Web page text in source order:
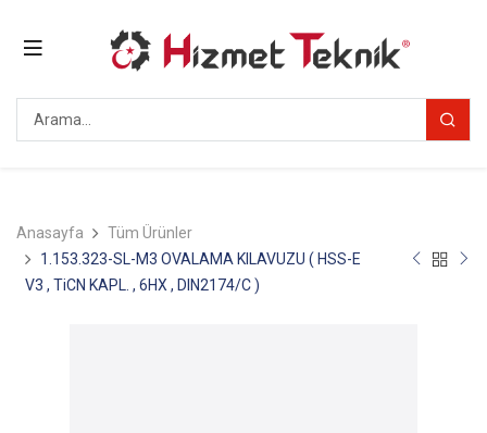
Anasayfa
Tüm Ürünler
1.153.323-SL-M3 OVALAMA KILAVUZU ( HSS-E
V3 , TiCN KAPL. , 6HX , DIN2174/C )